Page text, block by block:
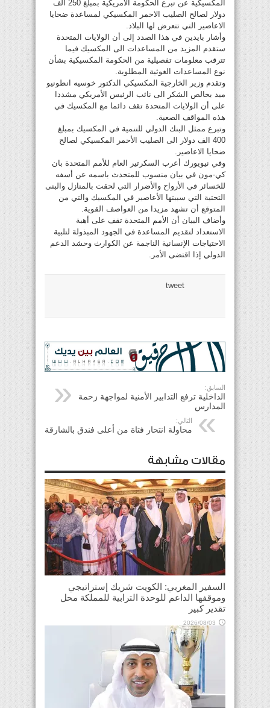
المكسيكية عن تبرع الحكومة الامريكية بمبلغ 250 الف
دولار لصالح الصليب الاحمر المكسيكي لمساعدة ضحايا
الاعاصير التي تتعرض لها البلاد.
وأشار بايدين في هذا الصدد إلى أن الولايات المتحدة
ستقدم المزيد من المساعدات الى المكسيك فيما
تترقب معلومات تفصيلية من الحكومة المكسيكية بشأن
نوع المساعدات الغوثية المطلوبة.
وتقدم وزير الخارجية المكسيكي الدكتور خوسيه انطونيو
ميد بخالص الشكر الى نائب الرئيس الأمريكي مشددا
على أن الولايات المتحدة تقف دائما مع المكسيك في
هذه المواقف الصعبة.
وتبرع ممثل البنك الدولي للتنمية في المكسيك بمبلغ
400 الف دولار الى الصليب الأحمر المكسيكي لصالح
ضحايا الاعاصير.
وفي نيويورك أعرب السكرتير العام للأمم المتحدة بان
كي-مون في بيان منسوب للمتحدث باسمه عن أسفه
للخسائر في الأرواح والأضرار التي لحقت بالمنازل والبنى
التحتية التي سببتها الأعاصير في المكسيك والتي من
المتوقع أن تشهد مزيدا من العواصف القوية.
وأضاف البيان أن الأمم المتحدة تقف على أهبة
الاستعداد لتقديم المساعدة في الجهود المبذولة لتلبية
الاحتياجات الإنسانية الناجمة عن الكوارث وحشد الدعم
الدولي إذا اقتضى الأمر.
tweet
السابق:
الداخلية ترفع التدابير الأمنية لمواجهة زحمة
المدارس
التالي:
محاولة انتحار فتاة من أعلى فندق بالشارقة
مقالات مشابهة
السفير المغربي: الكويت شريك إستراتيجي
وموقفها الداعم للوحدة الترابية للمملكة محل
تقدير كبير
2026/08/03